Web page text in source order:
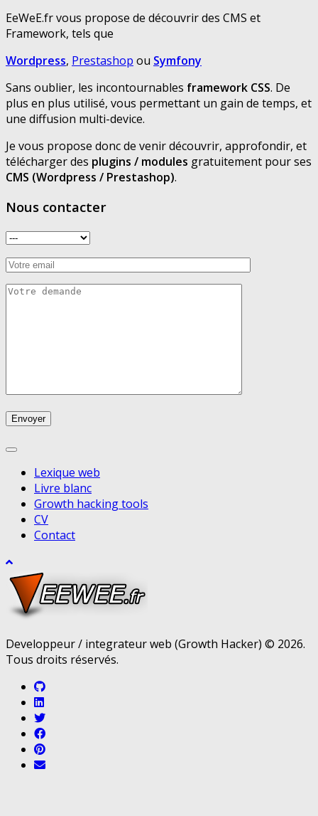
EeWeE.fr vous propose de découvrir des CMS et
Framework, tels que
Wordpress, Prestashop ou Symfony
Sans oublier, les incontournables framework CSS. De
plus en plus utilisé, vous permettant un gain de temps, et
une diffusion multi-device.
Je vous propose donc de venir découvrir, approfondir, et
télécharger des plugins / modules gratuitement pour ses
CMS (Wordpress / Prestashop).
Nous contacter
Lexique web
Livre blanc
Growth hacking tools
CV
Contact
Developpeur / integrateur web (Growth Hacker) © 2026.
Tous droits réservés.